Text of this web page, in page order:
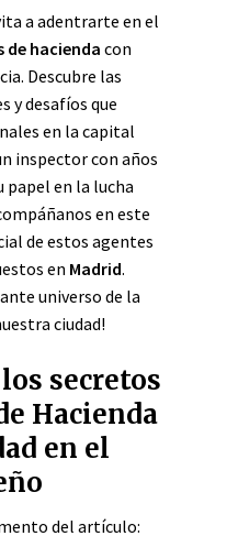
a adentrarte en el
de hacienda con
Descubre las
y desafíos que
en la capital
inspector con años
papel en la lucha
en este
de estos agentes
en Madrid.
universo de la
ciudad!
secretos
Hacienda
en el
del artículo: